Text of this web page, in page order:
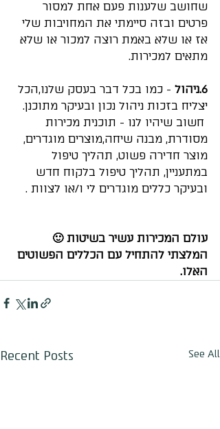
שחושב שלענות פעם אחת למסור
פרטים ובזה סיימתי את המחויבות שלי
אז או שלא באמת רוצה למכור או שלא
מתאים למכירות.
6.ניהול
- כמו בכל דבר בעסק שלנו,הכל
יצליח בזכות ניהול נכון ובעיקר מתוכנן.
חשוב שיהיו לנו - תוכנית מכירות
מסודרת, מבנה שיחה,מוצרים מוגדרים,
מוצר חדירה פשוט, תהליך טיפול
במתעניין, תהליך טיפול בלקוח חדש
ובעיקר כללים מוגדרים לי ו/או לצוות .
עולם המכירות עשיר בשיטות 🙂
המלצתי להתחיל עם הכללים הפשוטים
האלו.
Recent Posts See All